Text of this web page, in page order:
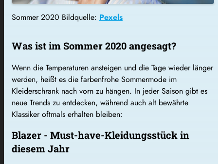
Sommer 2020 Bildquelle: Pexels
Was ist im Sommer 2020 angesagt?
Wenn die Temperaturen ansteigen und die Tage wieder länger
werden, heißt es die farbenfrohe Sommermode im
Kleiderschrank nach vorn zu hängen. In jeder Saison gibt es
neue Trends zu entdecken, während auch alt bewährte
Klassiker oftmals erhalten bleiben:
Blazer - Must-have-Kleidungsstück in
diesem Jahr